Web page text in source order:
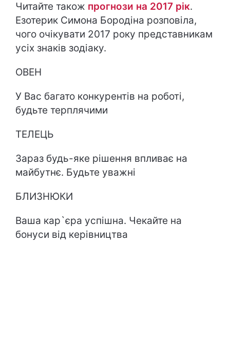
Читайте також прогнози на 2017 рік.
Езотерик Симона Бородіна розповіла,
чого очікувати 2017 року представникам
усіх знаків зодіаку.
ОВЕН
У Вас багато конкурентів на роботі,
будьте терплячими
ТЕЛЕЦЬ
Зараз будь-яке рішення впливає на
майбутнє. Будьте уважні
БЛИЗНЮКИ
Ваша кар`єра успішна. Чекайте на
бонуси від керівництва